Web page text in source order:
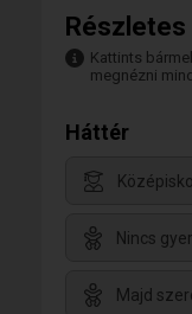
Részletes
Kattints
megnézni
Háttér
Nincs
Majd